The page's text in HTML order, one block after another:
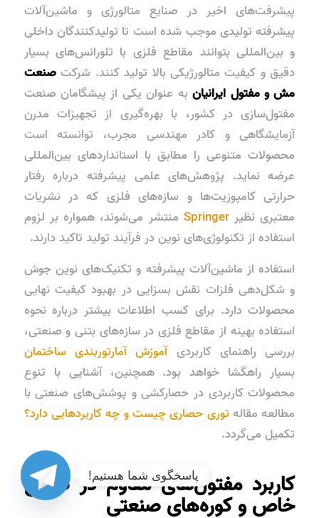
پیشرفت‌های اخیر در صنایع متالورژی و ماشین‌آلات
پیشرفته تولیدی موجب شده است تا تولیدکنندگان داخلی
و بین‌المللی بتوانند مقاطع فلزی با تلورانس‌های بسیار
دقیق و کیفیت متالورژیکی بالا تولید کنند. شرکتصنعت
مش و مفتول ایرانیانبه عنوان یکی از پیشگامان صنعت
مفتول‌سازی در کشور، با بهره‌گیری از تجهیزات مدرن
آزمایشگاهی و کادر مهندسی مجرب، توانسته است
محصولات متنوعی را مطابق با استانداردهای بین‌المللی
عرضه نماید. پژوهش‌های علمی پیشرفته درباره رفتار
حرارتی کامپوزیت‌ها و سازه‌های فلزی که در نشریات
معتبری نظیرSpringer منتشر می‌شوند، همواره بر لزوم
استفاده از تکنولوژی‌های نوین در فرآیند تولید تاکید دارند.
استفاده از ماشین‌آلات پیشرفته و تکنیک‌های نوین جوش
و شکل‌دهی فلزات نقش بسزایی در بهبود کیفیت نهایی
محصولات دارد. برای کسب اطلاعات بیشتر درباره نحوه
استفاده بهینه از مقاطع فلزی در سازه‌های بتنی و صنعتی،
بررسی راهنمای کاربردیآموزش آمارتوربندی ساختمان
بسیار راهگشا خواهد بود. همچنین، آشنایی با تنوع
محصولات کاربردی در حصارکشی و پوشش‌های صنعتی با
مطالعه مقاله توری حصاری چیست و چه کاربردهایی دارد؟
تکمیل می‌گردد.
کاربرد مفتول‌های مقاوم در صنایع
خاص و کوره‌های صنعتی
پاسخگوی شما هستیم!